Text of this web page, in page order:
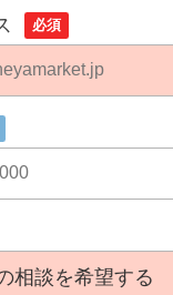
必須
相談を希望する